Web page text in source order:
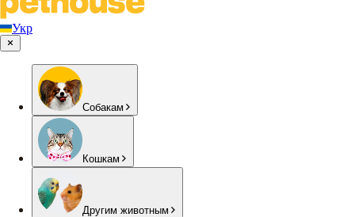
Укр
Собакам
Кошкам
Другим животным